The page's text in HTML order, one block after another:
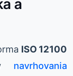
a
ISO 12100
navrhovania